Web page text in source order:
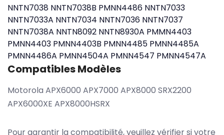
NNTN7038 NNTN7038B PMNN4486 NNTN7033
NNTN7033A NNTN7034 NNTN7036 NNTN7037
NNTN7038A NNTN8092 NNTN8930A PMMN4403
PMNN4403 PMNN4403B PMNN4485 PMNN4485A
PMNN4486A PMNN4504A PMNN4547 PMNN4547A
Compatibles Modèles
Motorola APX6000 APX7000 APX8000 SRX2200
APX6000XE APX8000HSRX
Pour garantir la compatibilité, veuillez vérifier si votre